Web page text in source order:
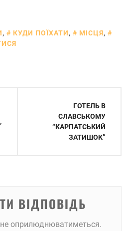
, КУДИ ПОЇХАТИ, МІСЦЯ,
ГОТЕЛЬ В
СЛАВСЬКОМУ
“КАРПАТСЬКИЙ
ЗАТИШОК”
ВІДПОВІДЬ
оприлюднюватиметься.